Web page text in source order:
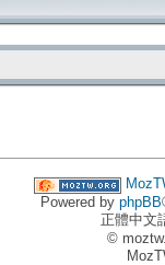
Powered by phpBB
正體中文
©